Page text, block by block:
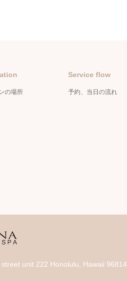
の場所
Service flow
予約、当日の流れ
unit 222 Honolulu, Hawaii 96814